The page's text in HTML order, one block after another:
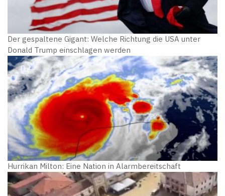
Der gespaltene Gigant: Welche Richtung die USA unter
Donald Trump einschlagen werden
Hurrikan Milton: Eine Nation in Alarmbereitschaft